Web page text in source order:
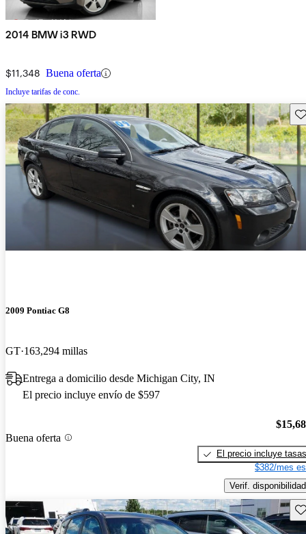
2014 BMW i3 RWD
$11,348 Buena oferta
Incluye tarifas de conc.
2009 Pontiac G8
GT 163,294 millas
Entrega a domicilio desde Michigan City, IN
El precio incluye envío de $597
Buena oferta
El precio incluye tasas
$382/mes
Verif. disponibilidad